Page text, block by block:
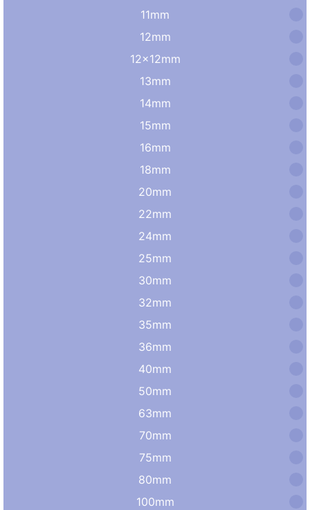
11mm
12mm
12×12mm
13mm
14mm
15mm
16mm
18mm
20mm
22mm
24mm
25mm
30mm
32mm
35mm
36mm
40mm
50mm
63mm
70mm
75mm
80mm
100mm